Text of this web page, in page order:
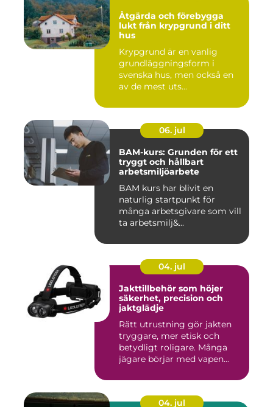
Åtgärda och förebygga
lukt från krypgrund i ditt
hus
Krypgrund är en vanlig
grundläggningsform i
svenska hus, men också en
av de mest uts...
06. jul
BAM-kurs: Grunden för ett
tryggt och hållbart
arbetsmiljöarbete
BAM kurs har blivit en
naturlig startpunkt för
många arbetsgivare som vill
ta arbetsmilj&...
04. jul
Jakttillbehör som höjer
säkerhet, precision och
jaktglädje
Rätt utrustning gör jakten
tryggare, mer etisk och
betydligt roligare. Många
jägare börjar med vapen...
04. jul